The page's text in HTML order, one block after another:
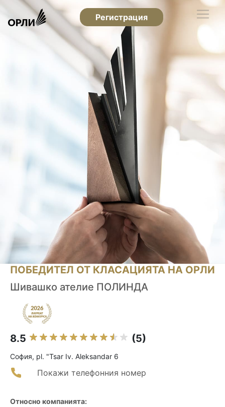
Регистрация
ПОБЕДИТЕЛ ОТ КЛАСАЦИЯТА НА ОРЛИ
Шивашко ателие ПОЛИНДА
8.5 (5)
София, pl. "Tsar Iv. Aleksandar 6
Покажи телефонния номер
Относно компанията: